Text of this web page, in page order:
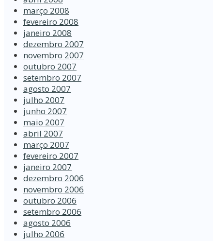
março 2008
fevereiro 2008
janeiro 2008
dezembro 2007
novembro 2007
outubro 2007
setembro 2007
agosto 2007
julho 2007
junho 2007
maio 2007
abril 2007
março 2007
fevereiro 2007
janeiro 2007
dezembro 2006
novembro 2006
outubro 2006
setembro 2006
agosto 2006
julho 2006